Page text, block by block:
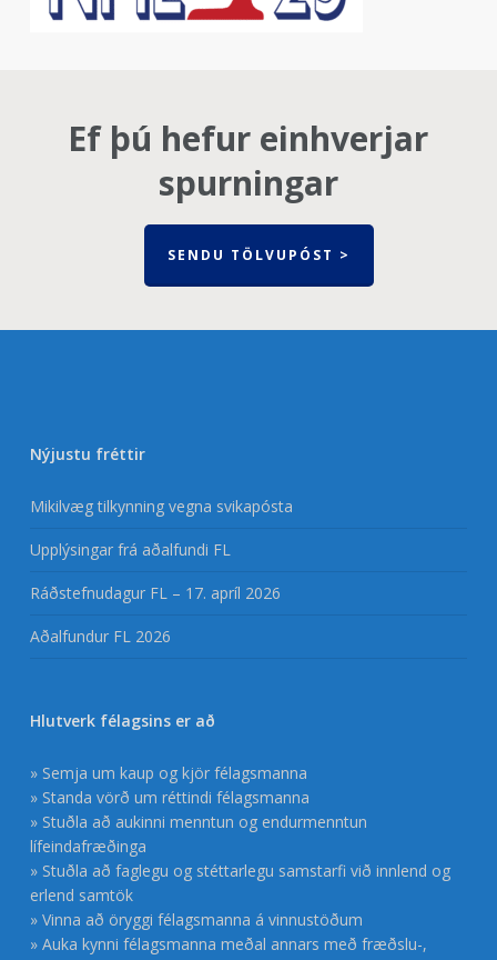
Ef þú hefur einhverjar
spurningar
SENDU TÖLVUPÓST >
Nýjustu fréttir
Mikilvæg tilkynning vegna svikapósta
Upplýsingar frá aðalfundi FL
Ráðstefnudagur FL – 17. apríl 2026
Aðalfundur FL 2026
Hlutverk félagsins er að
» Semja um kaup og kjör félagsmanna
» Standa vörð um réttindi félagsmanna
» Stuðla að aukinni menntun og endurmenntun
lífeindafræðinga
» Stuðla að faglegu og stéttarlegu samstarfi við innlend og
erlend samtök
» Vinna að öryggi félagsmanna á vinnustöðum
» Auka kynni félagsmanna meðal annars með fræðslu-,